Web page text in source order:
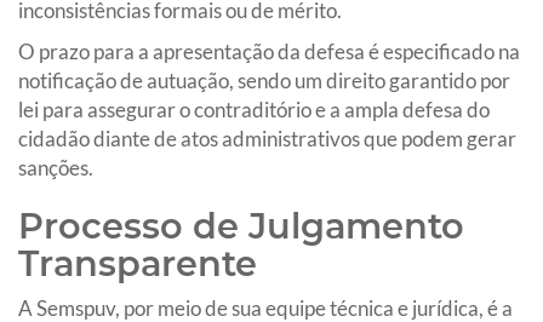
inconsistências formais ou de mérito.
O prazo para a apresentação da defesa é especificado na
notificação de autuação, sendo um direito garantido por
lei para assegurar o contraditório e a ampla defesa do
cidadão diante de atos administrativos que podem gerar
sanções.
Processo de Julgamento
Transparente
A Semspuv, por meio de sua equipe técnica e jurídica, é a